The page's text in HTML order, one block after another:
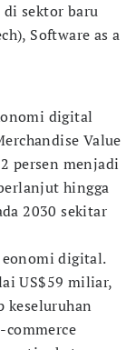
sektor baru
Software as a
digital
Value
persen menjadi
hingga
2030 sekitar
eonomi digital.
US$59 miliar,
keseluruhan